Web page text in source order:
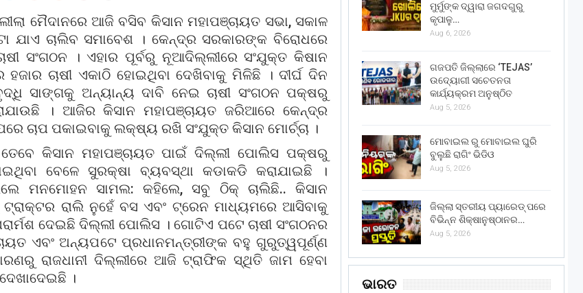
ମୈଦାନରେ ଆଜି ବସିବ କିସାନ ମହାପଞ୍ଚାୟତ ସଭା, ସକାଳ
ଯାଏ ଚାଲିବ ସମାବେଶ । କେନ୍ଦ୍ର ସରକାରଙ୍କ ବିରୋଧରେ
ସଂଗଠନ । ଏହାର ପୂର୍ବରୁ ନୂଆଦିଲ୍ଲୀରେ ସଂଯୁକ୍ତ କିଷାନ
ହଜାର ଚାଷୀ ଏକାଠି ହୋଇଥିବା ଦେଖିବାକୁ ମିଳିଛି । ଦୀର୍ଘ ଦିନ
ସାଙ୍ଗକୁ ଅନ୍ୟାନ୍ୟ ଦାବି ନେଇ ଚାଷୀ ସଂଗଠନ ପକ୍ଷରୁ
। ଆଜିର କିସାନ ମହାପଞ୍ଚାୟତ ଜରିଆରେ କେନ୍ଦ୍ର
ଚାପ ପକାଇବାକୁ ଲକ୍ଷ୍ୟ ରଖି ସଂଯୁକ୍ତ କିସାନ ମୋର୍ଚ୍ଚା ।
ତେବେ କିସାନ ମହାପଞ୍ଚାୟତ ପାଇଁ ଦିଲ୍ଲୀ ପୋଲିସ ପକ୍ଷରୁ
ବେଳେ ସୁରକ୍ଷା ବ୍ୟବସ୍ଥା କଡାକଡି କରାଯାଇଛି ।
ମନମୋହନ ସାମଲ: କହିଲେ, ସବୁ ଠିକ୍ ଚାଲିଛି.. କିସାନ
ଟ୍ରାକ୍ଟର ରାଲି ନୁହେଁ ବସ ଏବଂ ଟ୍ରେନ ମାଧ୍ୟମରେ ଆସିବାକୁ
ଦେଇଛି ଦିଲ୍ଲୀ ପୋଲିସ । ଗୋଟିଏ ପଟେ ଚାଷୀ ସଂଗଠନର
ଏବଂ ଅନ୍ୟପଟେ ପ୍ରଧାନମନ୍ତ୍ରୀଙ୍କ ବହୁ ଗୁରୁତ୍ୱପୂର୍ଣ୍ଣ
ରାଜଧାନୀ ଦିଲ୍ଲୀରେ ଆଜି ଟ୍ରାଫିକ ସ୍ଥିତି ଜାମ ହେବା
।
ମୁର୍ମୁଙ୍କ ଦ୍ୱାରା ଜଗଦଗୁରୁ
କୃପାଳୁ…
Aug 6, 2026
ଗଜପତି ଜିଲ୍ଲାରେ ‘TEJAS’
ଉଦ୍ୟୋଗୀ ସଚେତନତା
କାର୍ଯ୍ୟକ୍ରମ ଅନୁଷ୍ଠିତ
Aug 5, 2026
ମୋବାଇଲ ରୁ ମୋବାଇଲ ଘୁରି
ବୁଲୁଛି ରାଗିଂ ଭିଡିଓ
Aug 5, 2026
ଜିଲ୍ଲା ସ୍ତରୀୟ ପ୍ୟାରେଡ୍ ପରେ
ବିଭିନ୍ନ ଶିକ୍ଷାନୁଷ୍ଠାନର…
Aug 5, 2026
ଭାରତ